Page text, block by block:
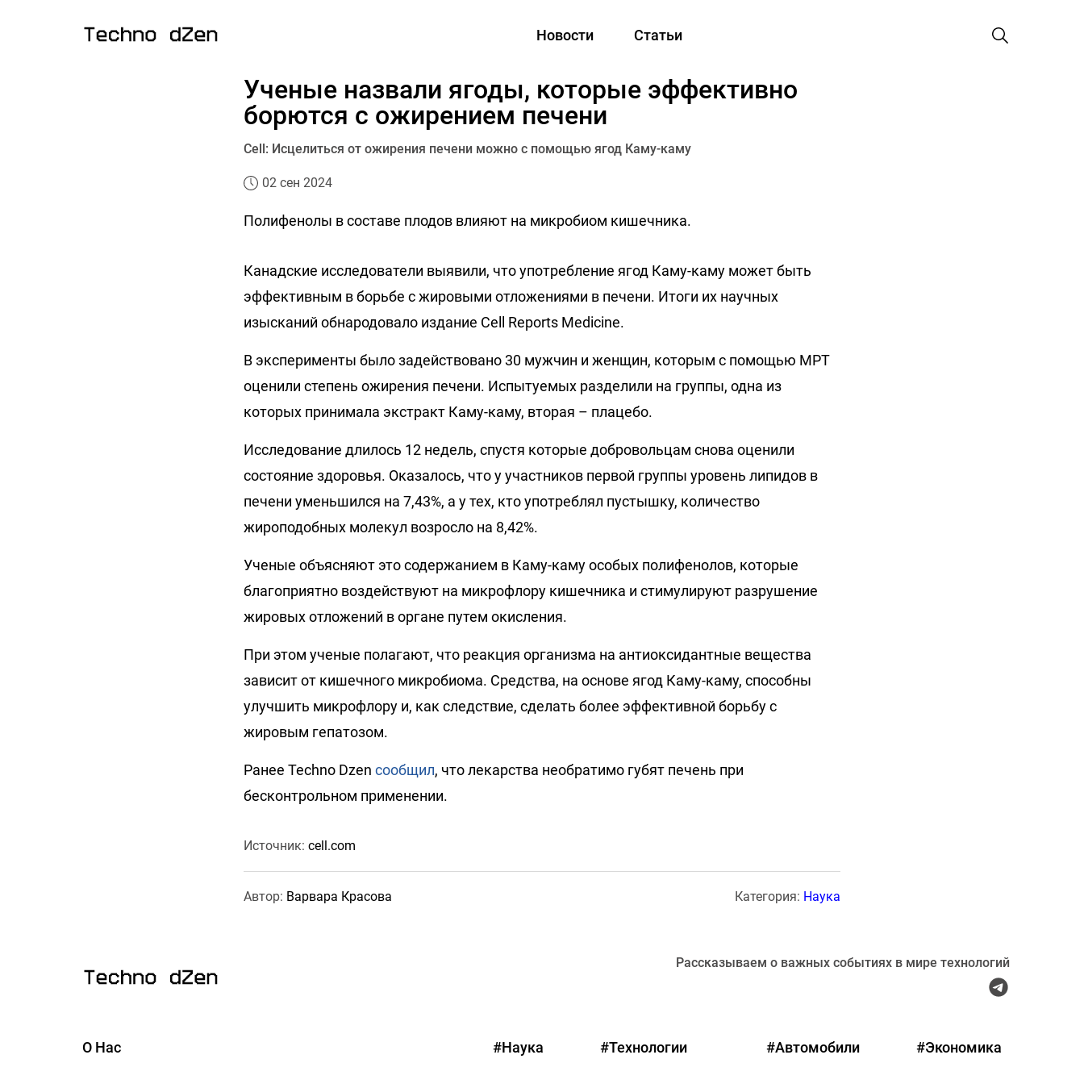
Новости Статьи
Ученые назвали ягоды, которые эффективно
борются с ожирением печени
Cell: Исцелиться от ожирения печени можно с помощью ягод Каму-каму
02 сен 2024
Полифенолы в составе плодов влияют на микробиом кишечника.
Канадские исследователи выявили, что употребление ягод Каму-каму может быть
эффективным в борьбе с жировыми отложениями в печени. Итоги их научных
изысканий обнародовало издание Cell Reports Medicine.
В эксперименты было задействовано 30 мужчин и женщин, которым с помощью МРТ
оценили степень ожирения печени. Испытуемых разделили на группы, одна из
которых принимала экстракт Каму-каму, вторая – плацебо.
Исследование длилось 12 недель, спустя которые добровольцам снова оценили
состояние здоровья. Оказалось, что у участников первой группы уровень липидов в
печени уменьшился на 7,43%, а у тех, кто употреблял пустышку, количество
жироподобных молекул возросло на 8,42%.
Ученые объясняют это содержанием в Каму-каму особых полифенолов, которые
благоприятно воздействуют на микрофлору кишечника и стимулируют разрушение
жировых отложений в органе путем окисления.
При этом ученые полагают, что реакция организма на антиоксидантные вещества
зависит от кишечного микробиома. Средства, на основе ягод Каму-каму, способны
улучшить микрофлору и, как следствие, сделать более эффективной борьбу с
жировым гепатозом.
Ранее Techno Dzen сообщил, что лекарства необратимо губят печень при
бесконтрольном применении.
Источник: cell.com
Автор: Варвара Красова Категория: Наука
Рассказываем о важных событиях в мире технологий
О Нас #Наука #Технологии #Автомобили #Экономика